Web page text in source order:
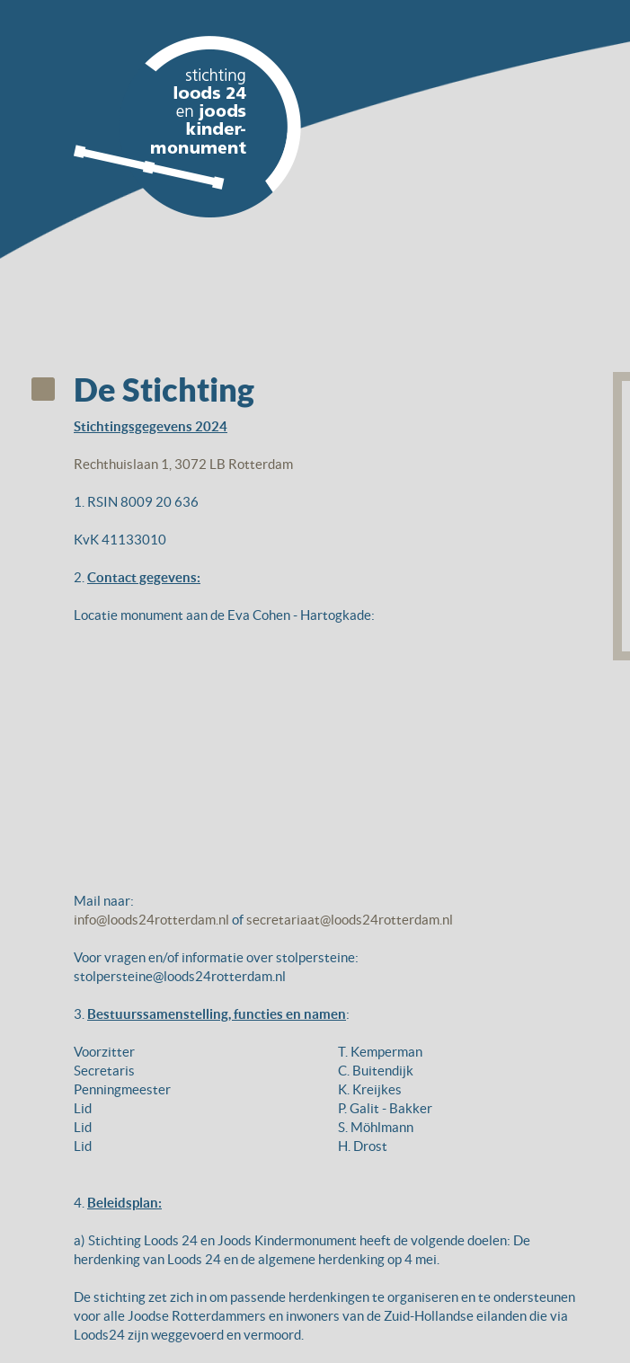
De Stichting
Stichtingsgegevens 2024
Rechthuislaan 1, 3072 LB Rotterdam
1. RSIN 8009 20 636
KvK 41133010
2. Contact gegevens:
Locatie monument aan de Eva Cohen - Hartogkade:
Mail naar:
info@loods24rotterdam.nl ofsecretariaat@loods24rotterdam.nl
Voor vragen en/of informatie over stolpersteine:
stolpersteine@loods24rotterdam.nl
3. Bestuurssamenstelling, functies en namen:
Voorzitter
T. Kemperman
Secretaris
C. Buitendijk
Penningmeester
K. Kreijkes
Lid
P. Galit - Bakker
Lid
S. Möhlmann
Lid
H. Drost
4. Beleidsplan:
a) Stichting Loods 24 en Joods Kindermonument heeft de volgende doelen: De
herdenking van Loods 24 en de algemene herdenking op 4 mei.
De stichting zet zich in om passende herdenkingen te organiseren en te ondersteunen
voor alle Joodse Rotterdammers en inwoners van de Zuid-Hollandse eilanden die via
Loods24 zijn weggevoerd en vermoord.